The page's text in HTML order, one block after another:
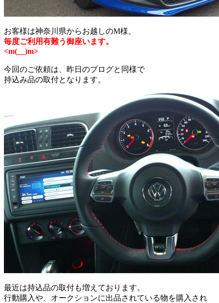
お客様は神奈川県からお越しのM様。
毎度ご利用有難う御座います。
<m(__)m>
今回のご依頼は、昨日のブログと同様で
持込み品の取付となります。
最近は持込品の取付も増えております。
行動購入や、オークションに出品されている物を購入され